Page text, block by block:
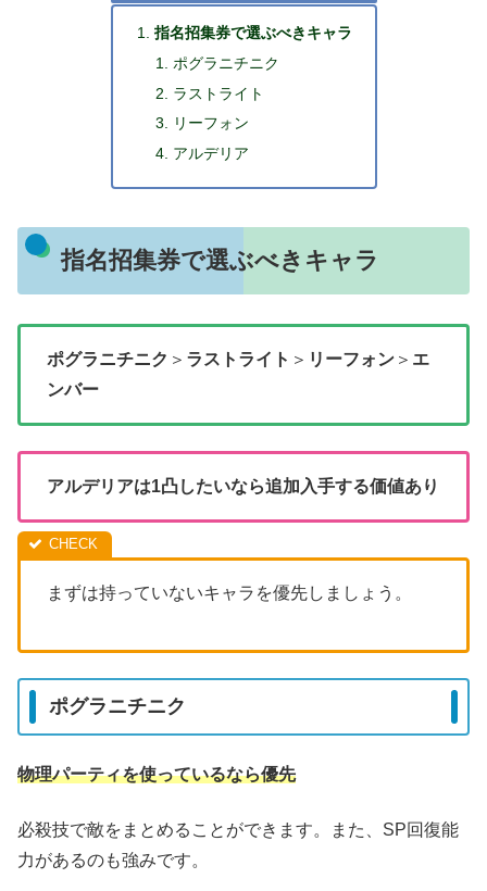
指名招集券で選ぶべきキャラ
ポグラニチニク
ラストライト
リーフォン
アルデリア
指名招集券で選ぶべきキャラ
ポグラニチニク ＞ ラストライト ＞ リーフォン ＞ エ
ンバー
アルデリアは1凸したいなら追加入手する価値あり
まずは持っていないキャラを優先しましょう。
ポグラニチニク
物理パーティを使っているなら優先
必殺技で敵をまとめることができます。また、SP回復能
力があるのも強みです。